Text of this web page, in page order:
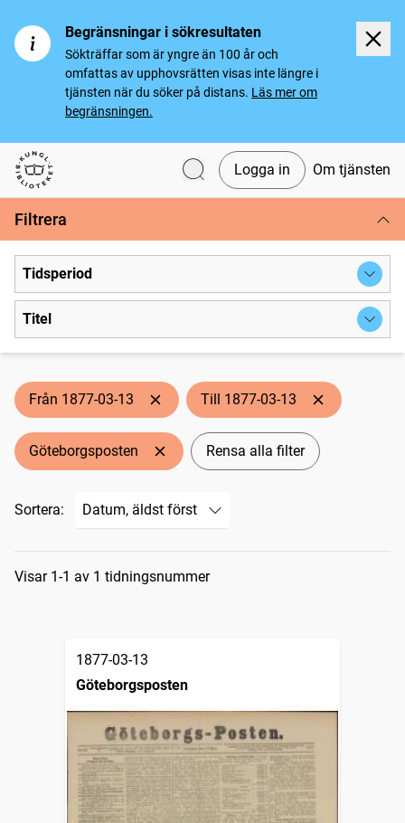
Begränsningar i sökresultaten
Sökträffar som är yngre än 100 år och
omfattas av upphovsrätten visas inte längre i
tjänsten när du söker på distans. Läs mer om
begränsningen.
Svenska tidningar
Logga in Om tjänsten
Filtrera
Tidsperiod
Titel
Från 1877-03-13 Till 1877-03-13
Göteborgsposten Rensa alla filter
Sortera:
Sökresultat
Visar 1-1 av 1 tidningsnummer
1877-03-13
Göteborgsposten